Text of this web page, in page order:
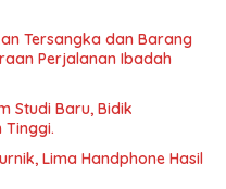
Tersangka dan Barang
Perjalanan Ibadah
Studi Baru, Bidik
Tinggi.
Lima Handphone Hasil